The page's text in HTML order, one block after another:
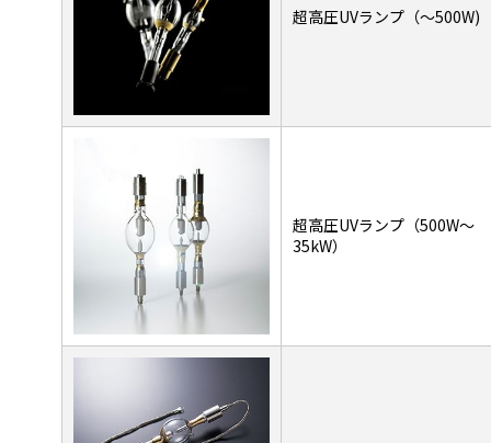
超高圧UVランプ（～500W)
超高圧UVランプ（500W～
35kW）